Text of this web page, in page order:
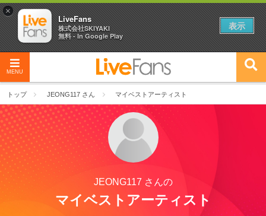
MENU
トップ JEONG117 さん マイベストアーティスト
JEONG117 さんの
マイベストアーティスト
×
LiveFans
株式会社SKIYAKI
無料 - In Google Play
表示